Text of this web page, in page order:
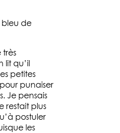
bleu de
très
qu’il
petites
punaiser
Je pensais
restait plus
postuler
les